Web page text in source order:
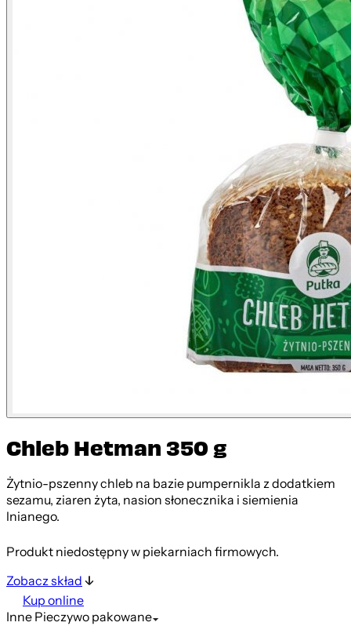
Chleb Hetman 350 g
Żytnio-pszenny chleb na bazie pumpernikla z dodatkiem
sezamu, ziaren żyta, nasion słonecznika i siemienia
lnianego.
Produkt niedostępny w piekarniach firmowych.
Zobacz skład
Kup online
InnePieczywo pakowane